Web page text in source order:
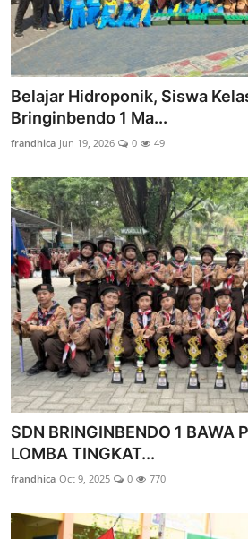
Belajar Hidroponik, Siswa
Bringinbendo 1 Ma...
frandhica Jun 19, 2026 0 49
SDN BRINGINBENDO 1 BAWA
LOMBA TINGKAT...
frandhica Oct 9, 2025 0 770